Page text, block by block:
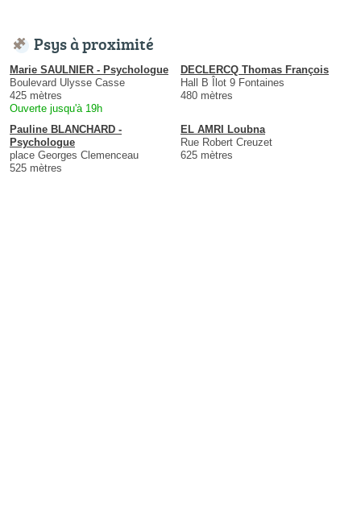
Psys à proximité
Marie SAULNIER - Psychologue
Boulevard Ulysse Casse
425 mètres
Ouverte jusqu'à 19h
DECLERCQ Thomas François
Hall B Îlot 9 Fontaines
480 mètres
Pauline BLANCHARD -
Psychologue
place Georges Clemenceau
525 mètres
EL AMRI Loubna
Rue Robert Creuzet
625 mètres